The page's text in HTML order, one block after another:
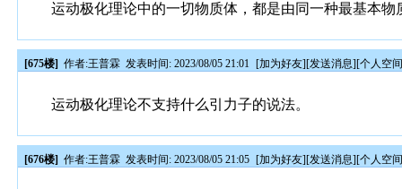
运动极化理论中的一切物质体，都是由同一种最基本
[675楼] 作者:王普霖 发表时间: 2023/08/05 21:01 [加为好友][发送消息][个人空
运动极化理论不支持什么引力子的说法。
[676楼] 作者:王普霖 发表时间: 2023/08/05 21:05 [加为好友][发送消息][个人空